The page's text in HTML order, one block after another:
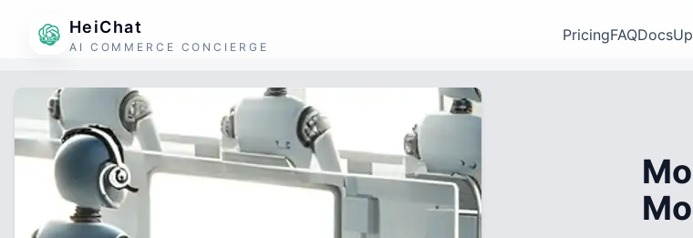
HeiChat
AI COMMERCE CONCIERGE
PricingFAQDocs